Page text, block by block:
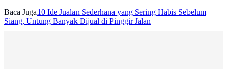
Baca Juga10 Ide Jualan Sederhana yang Sering Habis Sebelum
Siang, Untung Banyak Dijual di Pinggir Jalan